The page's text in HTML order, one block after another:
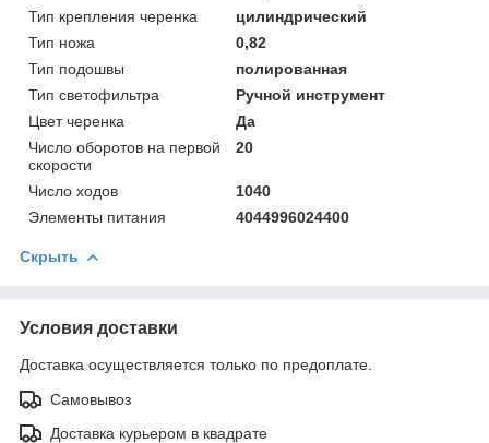
Тип крепления черенка
цилиндрический
Тип ножа
0,82
Тип подошвы
полированная
Тип светофильтра
Ручной инструмент
Цвет черенка
Да
Число оборотов на первой
скорости
20
Число ходов
1040
Элементы питания
4044996024400
Скрыть
Условия доставки
Доставка осуществляется только по предоплате.
Самовывоз
Доставка курьером в квадрате